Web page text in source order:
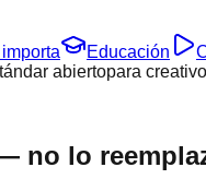
Educación
abiertopara
no lo